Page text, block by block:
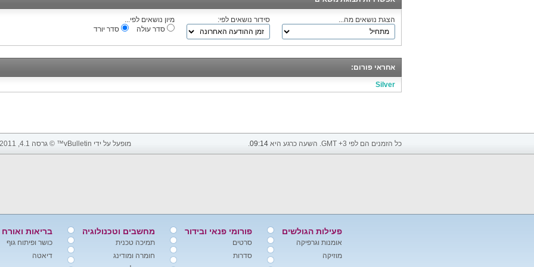
הצגת נושאים מה... סידור נושאים לפי:
מיון נושאים לפי...
סדר עולה
סדר יורד
אחראי פורום:
Silver
כל הזמנים הם לפי GMT +3. השעה כרגע היא 09:14
. מופעל על ידי vBulletin™ © גרסה 4.1, 2011 vBulletin Solutions, Inc. כל הזכויות שמורות.
פעילות הגולשים
אומנות וגרפיקה
מוזיקה
פורומי פנאי ובידור
סרטים
סדרות
מחשבים וטכנולוגיה
תמיכה טכנית
חומרה ומודינג
בריאות ואורח
כושר ופיתוח גוף
דיאטה